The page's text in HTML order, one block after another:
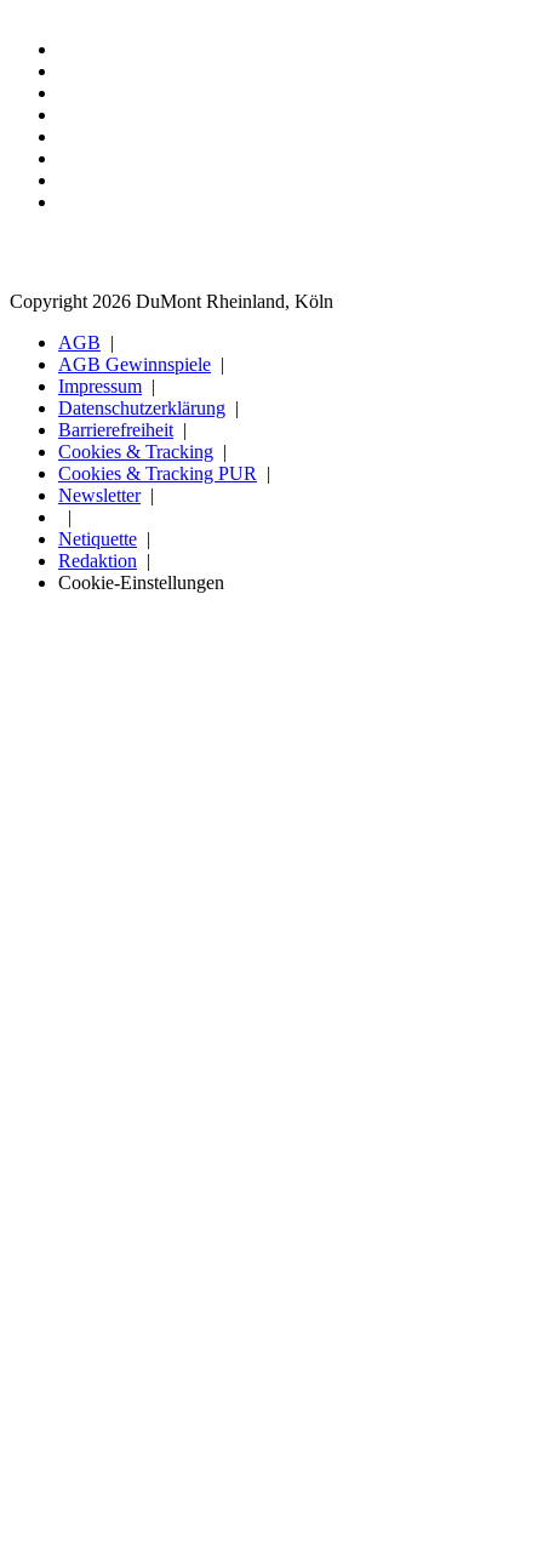
Copyright 2026 DuMont Rheinland, Köln
AGB
AGB Gewinnspiele
Impressum
Datenschutzerklärung
Barrierefreiheit
Cookies & Tracking
Cookies & Tracking PUR
Newsletter
Netiquette
Redaktion
Cookie-Einstellungen